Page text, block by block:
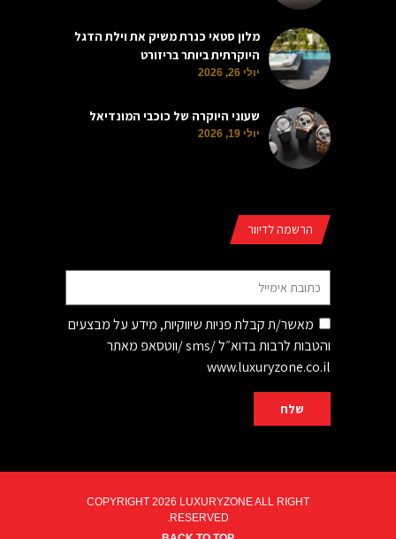
מלון סטאי כנרת משיק את וילת הדגל
היוקרתית ביותר בריזורט
יולי 26, 2026
שעוני היוקרה של כוכבי המונדיאל
יולי 19, 2026
הרשמה לדיוור
מאשר/ת קבלת פניות שיווקיות, מידע על מבצעים
והטבות לרבות בדוא״ל /sms /ווטסאפ מאתר
www.luxuryzone.co.il
COPYRIGHT 2026 LUXURYZONE ALL RIGHT
RESERVED.